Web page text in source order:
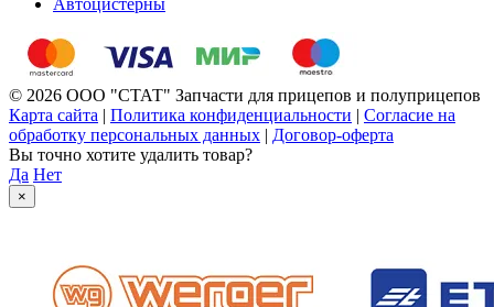
Автоцистерны
© 2026 ООО "СТАТ" Запчасти для прицепов и полуприцепов
Карта сайта | Политика конфиденциальности | Согласие на
обработку персональных данных | Договор-оферта
Вы точно хотите удалить товар?
Да Нет
×